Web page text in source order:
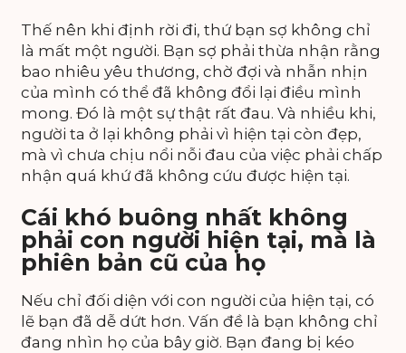
Thế nên khi định rời đi, thứ bạn sợ không chỉ
là mất một người. Bạn sợ phải thừa nhận rằng
bao nhiêu yêu thương, chờ đợi và nhẫn nhịn
của mình có thể đã không đổi lại điều mình
mong. Đó là một sự thật rất đau. Và nhiều khi,
người ta ở lại không phải vì hiện tại còn đẹp,
mà vì chưa chịu nổi nỗi đau của việc phải chấp
nhận quá khứ đã không cứu được hiện tại.
Cái khó buông nhất không
phải con người hiện tại, mà là
phiên bản cũ của họ
Nếu chỉ đối diện với con người của hiện tại, có
lẽ bạn đã dễ dứt hơn. Vấn đề là bạn không chỉ
đang nhìn họ của bây giờ. Bạn đang bị kéo